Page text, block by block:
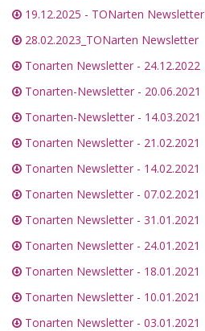
19.12.2025 - TONarten Newsletter
28.02.2023_TONarten Newsletter
Tonarten Newsletter - 24.12.2022
Tonarten-Newsletter - 20.06.2021
Tonarten-Newsletter - 14.03.2021
Tonarten Newsletter - 21.02.2021
Tonarten Newsletter - 14.02.2021
Tonarten Newsletter - 07.02.2021
Tonarten Newsletter - 31.01.2021
Tonarten Newsletter - 24.01.2021
Tonarten Newsletter - 18.01.2021
Tonarten Newsletter - 10.01.2021
Tonarten Newsletter - 03.01.2021